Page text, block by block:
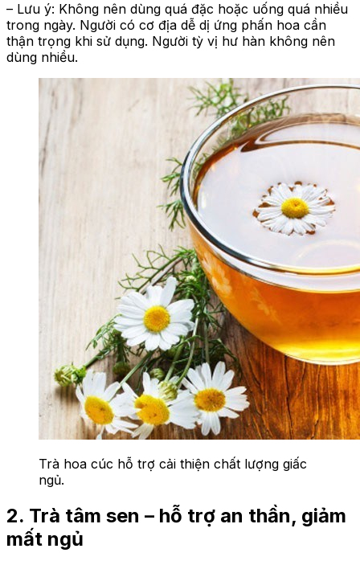
– Lưu ý: Không nên dùng quá đặc hoặc uống quá nhiều
trong ngày. Người có cơ địa dễ dị ứng phấn hoa cần
thận trọng khi sử dụng. Người tỳ vị hư hàn không nên
dùng nhiều.
Trà hoa cúc hỗ trợ cải thiện chất lượng giấc
ngủ.
2. Trà tâm sen – hỗ trợ an thần, giảm
mất ngủ